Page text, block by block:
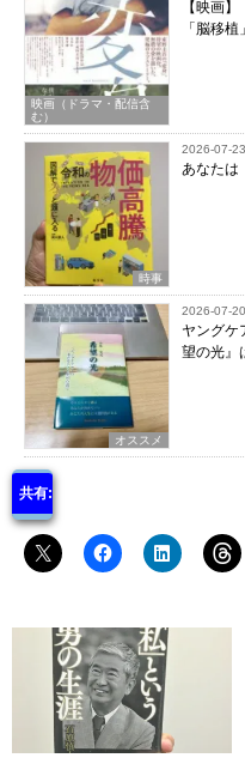
映画（ドラマ・配信含
む）
【映画
「脳移
時事
2026-07-23
あなたは
オススメ
2026-07-20
ヤングケ
望の光』
共有: